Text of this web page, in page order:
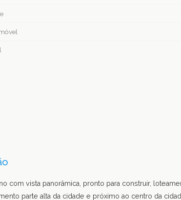
com vista panorâmica, pronto para construir,
parte alta da cidade e próximo ao centro da